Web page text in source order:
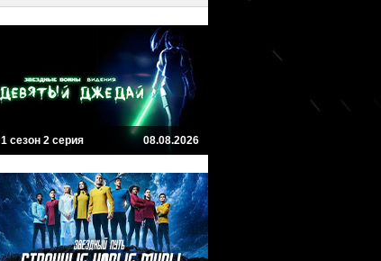
1 сезон 2 серия 08.08.2026